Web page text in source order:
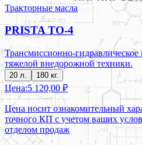
Тракторные масла
PRISTA TO-4
Трансмиссионно-
тяжелой внедорожной техники.
20 л. 180 кг.
Цена:5 120,00 ₽
Цена носит ознакомительный
точного КП с учетом ваших
отделом продаж